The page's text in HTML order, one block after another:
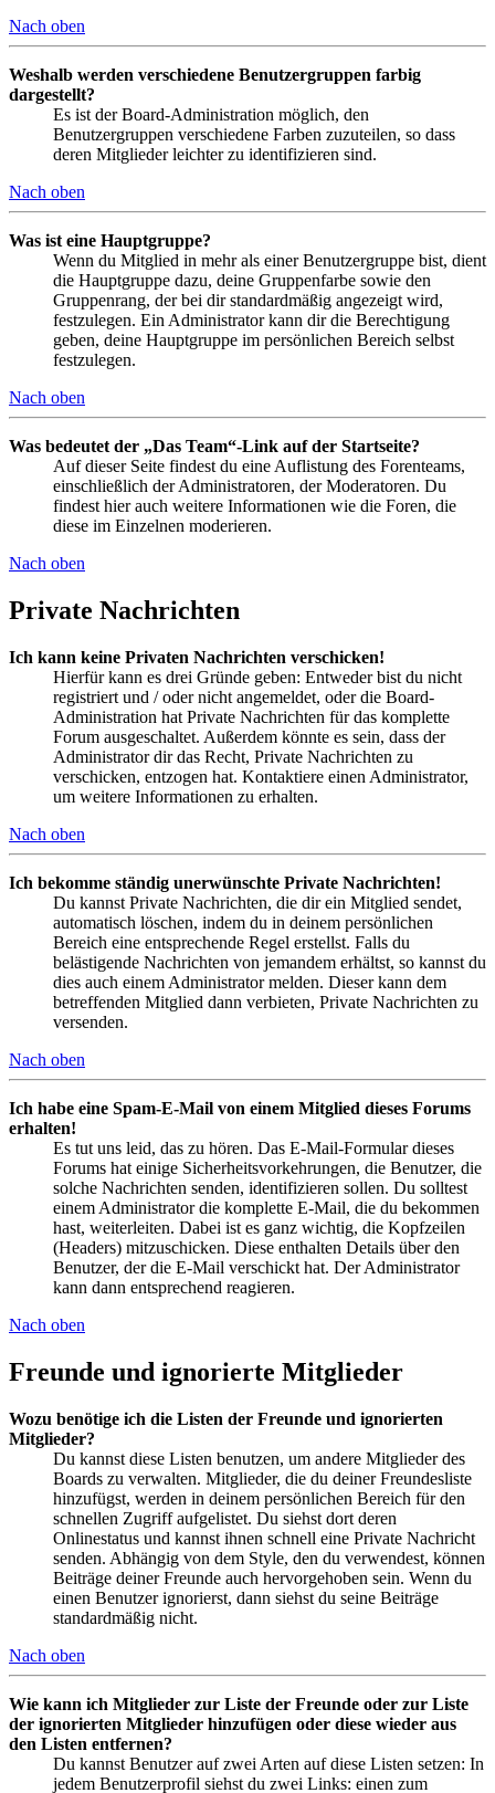
Nach oben
Weshalb werden verschiedene Benutzergruppen farbig
dargestellt?
Es ist der Board-Administration möglich, den
Benutzergruppen verschiedene Farben zuzuteilen, so dass
deren Mitglieder leichter zu identifizieren sind.
Nach oben
Was ist eine Hauptgruppe?
Wenn du Mitglied in mehr als einer Benutzergruppe bist, dient
die Hauptgruppe dazu, deine Gruppenfarbe sowie den
Gruppenrang, der bei dir standardmäßig angezeigt wird,
festzulegen. Ein Administrator kann dir die Berechtigung
geben, deine Hauptgruppe im persönlichen Bereich selbst
festzulegen.
Nach oben
Was bedeutet der „Das Team“-Link auf der Startseite?
Auf dieser Seite findest du eine Auflistung des Forenteams,
einschließlich der Administratoren, der Moderatoren. Du
findest hier auch weitere Informationen wie die Foren, die
diese im Einzelnen moderieren.
Nach oben
Private Nachrichten
Ich kann keine Privaten Nachrichten verschicken!
Hierfür kann es drei Gründe geben: Entweder bist du nicht
registriert und / oder nicht angemeldet, oder die Board-
Administration hat Private Nachrichten für das komplette
Forum ausgeschaltet. Außerdem könnte es sein, dass der
Administrator dir das Recht, Private Nachrichten zu
verschicken, entzogen hat. Kontaktiere einen Administrator,
um weitere Informationen zu erhalten.
Nach oben
Ich bekomme ständig unerwünschte Private Nachrichten!
Du kannst Private Nachrichten, die dir ein Mitglied sendet,
automatisch löschen, indem du in deinem persönlichen
Bereich eine entsprechende Regel erstellst. Falls du
belästigende Nachrichten von jemandem erhältst, so kannst du
dies auch einem Administrator melden. Dieser kann dem
betreffenden Mitglied dann verbieten, Private Nachrichten zu
versenden.
Nach oben
Ich habe eine Spam-E-Mail von einem Mitglied dieses Forums
erhalten!
Es tut uns leid, das zu hören. Das E-Mail-Formular dieses
Forums hat einige Sicherheitsvorkehrungen, die Benutzer, die
solche Nachrichten senden, identifizieren sollen. Du solltest
einem Administrator die komplette E-Mail, die du bekommen
hast, weiterleiten. Dabei ist es ganz wichtig, die Kopfzeilen
(Headers) mitzuschicken. Diese enthalten Details über den
Benutzer, der die E-Mail verschickt hat. Der Administrator
kann dann entsprechend reagieren.
Nach oben
Freunde und ignorierte Mitglieder
Wozu benötige ich die Listen der Freunde und ignorierten
Mitglieder?
Du kannst diese Listen benutzen, um andere Mitglieder des
Boards zu verwalten. Mitglieder, die du deiner Freundesliste
hinzufügst, werden in deinem persönlichen Bereich für den
schnellen Zugriff aufgelistet. Du siehst dort deren
Onlinestatus und kannst ihnen schnell eine Private Nachricht
senden. Abhängig von dem Style, den du verwendest, können
Beiträge deiner Freunde auch hervorgehoben sein. Wenn du
einen Benutzer ignorierst, dann siehst du seine Beiträge
standardmäßig nicht.
Nach oben
Wie kann ich Mitglieder zur Liste der Freunde oder zur Liste
der ignorierten Mitglieder hinzufügen oder diese wieder aus
den Listen entfernen?
Du kannst Benutzer auf zwei Arten auf diese Listen setzen: In
jedem Benutzerprofil siehst du zwei Links: einen zum